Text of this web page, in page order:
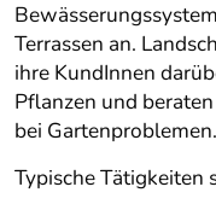
Terrassen an.
ihre KundInnen
Pflanzen und
bei Gartenproblemen.
Typische Tätigkeiten